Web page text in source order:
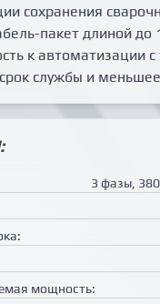
сохранения
пакет длиной
к автоматизации
службы и
3 фазы,
мощность: